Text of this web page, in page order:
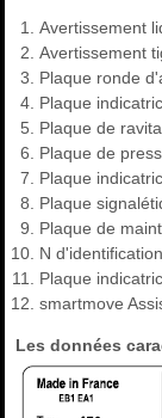
Avertissement
Avertissement
Plaque ronde
Plaque
Plaque de
Plaque de
Plaque
Plaque
Plaque de
N
Plaque
smartmove
Les données